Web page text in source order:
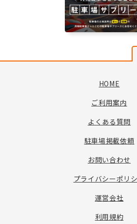
HOME
ご利用案内
よくある質問
駐車場掲載依頼
お問い合わせ
プライバシーポリ
運営会社
利用規約